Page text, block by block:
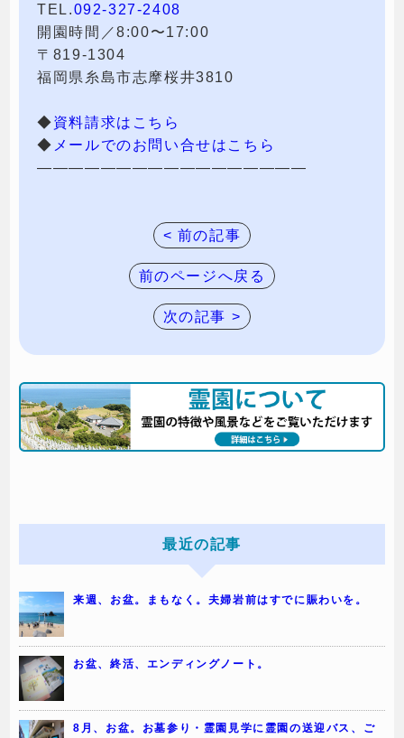
TEL.092-327-2408
開園時間／8:00〜17:00
〒819-1304
福岡県糸島市志摩桜井3810
◆資料請求はこちら
◆ メールでのお問い合せはこちら
—————————————————
< 前の記事
前のページへ戻る
次の記事 >
最近の記事
来週、お盆。まもなく。夫婦岩前はすでに賑わいを。
お盆、終活、エンディングノート。
8月、お盆。お墓参り・霊園見学に霊園の送迎バス、ご